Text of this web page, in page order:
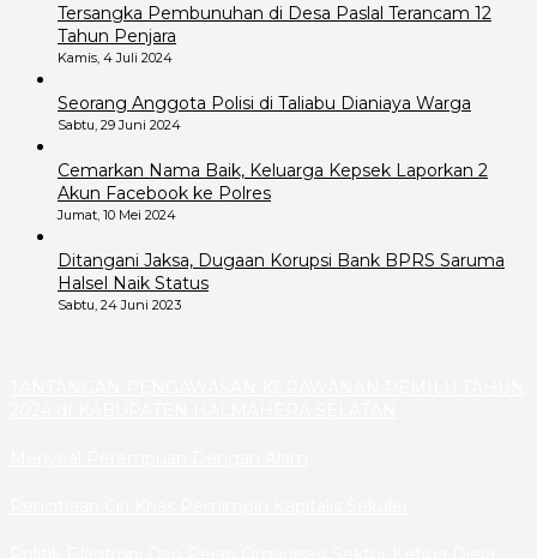
Tersangka Pembunuhan di Desa Paslal Terancam 12
Tahun Penjara
Kamis, 4 Juli 2024
Seorang Anggota Polisi di Taliabu Dianiaya Warga
Sabtu, 29 Juni 2024
Cemarkan Nama Baik, Keluarga Kepsek Laporkan 2
Akun Facebook ke Polres
Jumat, 10 Mei 2024
Ditangani Jaksa, Dugaan Korupsi Bank BPRS Saruma
Halsel Naik Status
Sabtu, 24 Juni 2023